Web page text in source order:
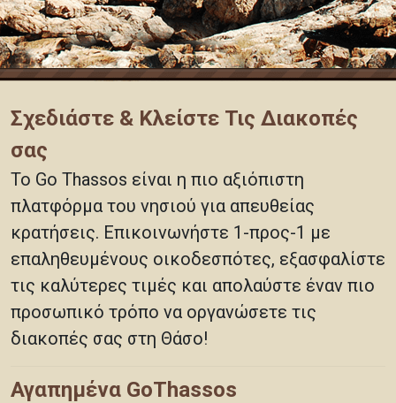
Σχεδιάστε & Κλείστε Τις Διακοπές
σας
Το Go Thassos είναι η πιο αξιόπιστη
πλατφόρμα του νησιού για απευθείας
κρατήσεις. Επικοινωνήστε 1-προς-1 με
επαληθευμένους οικοδεσπότες, εξασφαλίστε
τις καλύτερες τιμές και απολαύστε έναν πιο
προσωπικό τρόπο να οργανώσετε τις
διακοπές σας στη Θάσο!
Αγαπημένα GoThassos